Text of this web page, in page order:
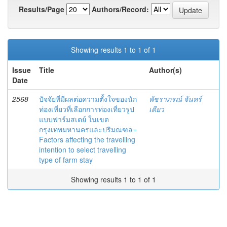
Results/Page
Authors/Record:
Showing results 1 to 1 of 1
Issue
Date
Title Author(s)
2568
ปัจจัยที่มีผลต่อความตั้งใจของนัก
ท่องเที่ยวที่เลือกการท่องเที่ยวรูป
แบบฟาร์มสเตย์ ในเขต
กรุงเทพมหานครและปริมณฑล=
Factors affecting the travelling
intention to select travelling
type of farm stay
พัชราภรณ์ จันทร์
เดียว
Showing results 1 to 1 of 1